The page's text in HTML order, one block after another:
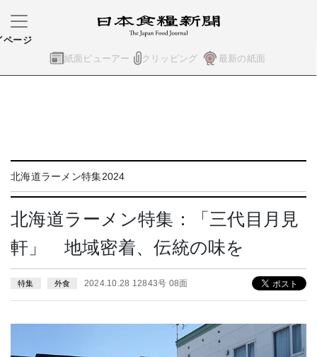
紙面ビューアー クリッピング 最新の紙面
ページ
北海道ラーメン特集2024
北海道ラーメン特集：「三代目月見
軒」 地域密着、伝統の味を
特集 外食 2024.10.28 12843号 08面